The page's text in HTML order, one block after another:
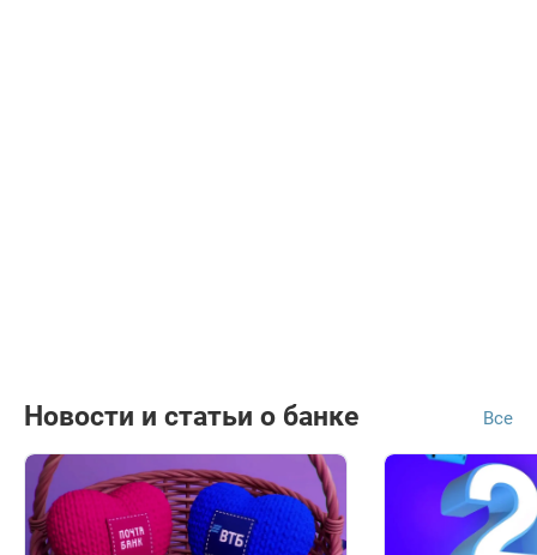
Новости и статьи о банке Все